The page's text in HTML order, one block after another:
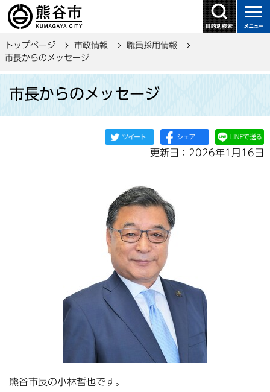
の
ー
トップページ 市政情報
職員採用情報
市長からのメッセージ
市長からのメッセージ
更新日：2026年1月16日
熊谷市長の小林哲也です。